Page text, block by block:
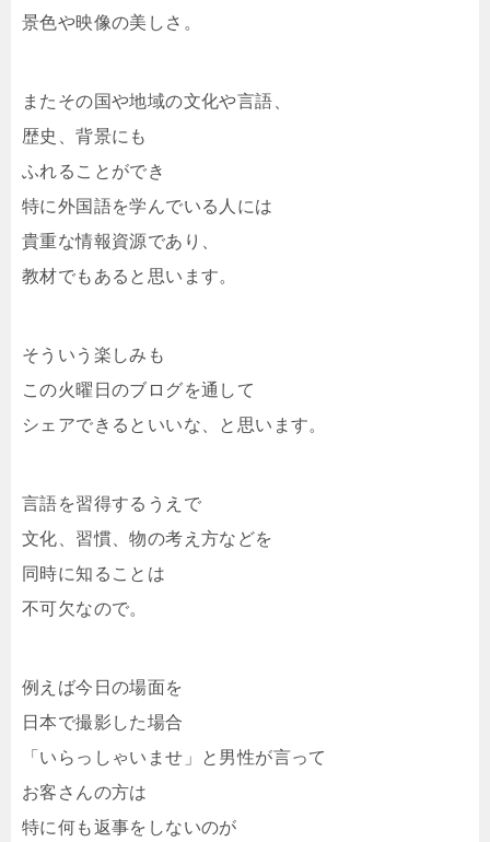
景色や映像の美しさ。
またその国や地域の文化や言語、
歴史、背景にも
ふれることができ
特に外国語を学んでいる人には
貴重な情報資源であり、
教材でもあると思います。
そういう楽しみも
この火曜日のブログを通して
シェアできるといいな、と思います。
言語を習得するうえで
文化、習慣、物の考え方などを
同時に知ることは
不可欠なので。
例えば今日の場面を
日本で撮影した場合
「いらっしゃいませ」と男性が言って
お客さんの方は
特に何も返事をしないのが